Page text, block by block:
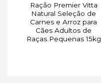
Ração Premier Vitta
Natural Seleção de
Carnes e Arroz para
Cães Adultos de
Raças Pequenas 15kg